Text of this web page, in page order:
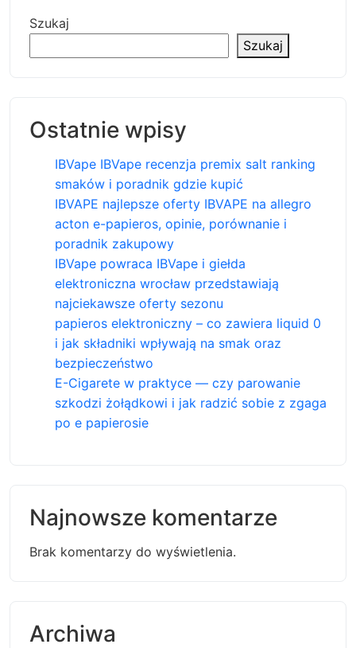
Szukaj
Szukaj
Ostatnie wpisy
IBVape IBVape recenzja premix salt ranking
smaków i poradnik gdzie kupić
IBVAPE najlepsze oferty IBVAPE na allegro
acton e-papieros, opinie, porównanie i
poradnik zakupowy
IBVape powraca IBVape i giełda
elektroniczna wrocław przedstawiają
najciekawsze oferty sezonu
papieros elektroniczny – co zawiera liquid 0
i jak składniki wpływają na smak oraz
bezpieczeństwo
E-Cigarete w praktyce — czy parowanie
szkodzi żołądkowi i jak radzić sobie z zgaga
po e papierosie
Najnowsze komentarze
Brak komentarzy do wyświetlenia.
Archiwa